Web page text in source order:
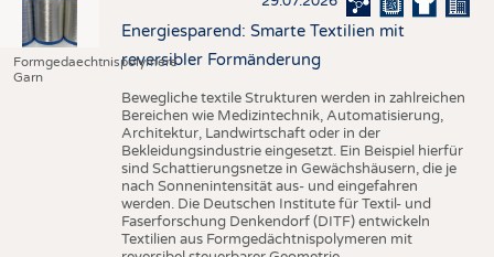
Formgedaechtnispolymere
Garn
Energiesparend: Smarte Textilien mit
reversibler Formänderung
Bewegliche textile Strukturen werden in zahlreichen
Bereichen wie Medizintechnik, Automatisierung,
Architektur, Landwirtschaft oder in der
Bekleidungsindustrie eingesetzt. Ein Beispiel hierfür
sind Schattierungsnetze in Gewächshäusern, die je
nach Sonnenintensität aus- und eingefahren
werden. Die Deutschen Institute für Textil- und
Faserforschung Denkendorf (DITF) entwickeln
Textilien aus Formgedächtnispolymeren mit